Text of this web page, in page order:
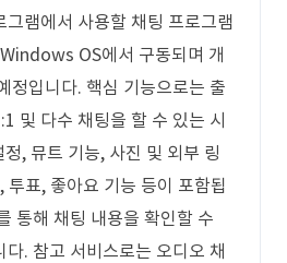
그램에서 사용할 채팅 프로그램
OS에서 구동되며 개
정입니다. 핵심 기능으로는 출
및 다수 채팅을 할 수 있는 시
, 뮤트 기능, 사진 및 외부 링
투표, 좋아요 기능 등이 포함됩
통해 채팅 내용을 확인할 수
. 참고 서비스로는 오디오 채